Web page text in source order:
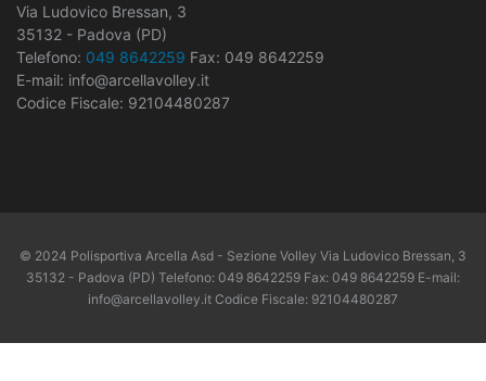
Via Ludovico Bressan, 3
35132 - Padova (PD)
Telefono: 049 8642259 Fax: 049 8642259
E-mail: info@arcellavolley.it
Codice Fiscale: 92104480287
© 2024 Polisportiva Arcella Asd - Sezione Volley Via Ludovico Bressan, 3
35132 - Padova (PD) Telefono: 049 8642259 Fax: 049 8642259 E-mail:
info@arcellavolley.it Codice Fiscale: 92104480287